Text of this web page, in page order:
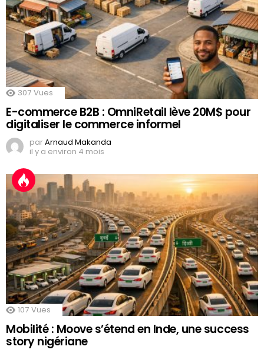
307 Vues
E-commerce B2B : OmniRetail lève 20M$ pour
digitaliser le commerce informel
parArnaud Makanda
il y a environ 4 mois
107 Vues
Mobilité : Moove s’étend en Inde, une success
story nigériane